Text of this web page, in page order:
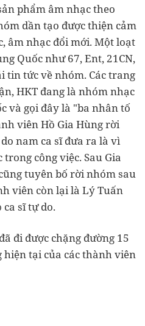
phẩm âm nhạc theo
dần tạo được thiện cảm
âm nhạc đổi mới. Một loạt
Quốc như 67, Ent, 21CN,
tin tức về nhóm. Các trang
HKT đang là nhóm nhạc
và gọi đây là "ba nhân tố
viên Hồ Gia Hùng rời
nam ca sĩ đưa ra là vì
công việc. Sau Gia
tuyên bố rời nhóm sau
viên còn lại là Lý Tuấn
sĩ tự do.
đi được chặng đường 15
hiện tại của các thành viên